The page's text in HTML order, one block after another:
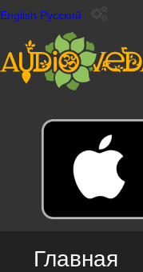
English Русский
Главная